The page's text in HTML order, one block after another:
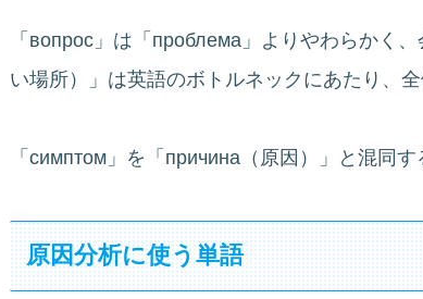
「вопрос」は「проблема」よりやわらかく
い場所）」は英語のボトルネックにあたり、
「симптом」を「причина（原因）」と混同
原因分析に使う単語